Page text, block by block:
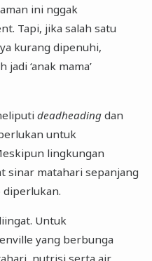
ini nggak
Tapi, jika salah satu
kurang dipenuhi,
‘anak mama’
deadheadingdan
untuk
lingkungan
sinar matahari sepanjang
Untuk
yang berbunga
nutrisi serta air